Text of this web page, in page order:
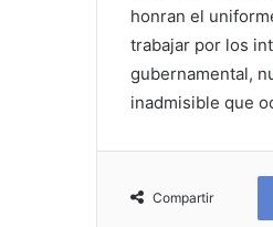
honran el
trabajar por los
gubernamental,
inadmisible que
Compartir